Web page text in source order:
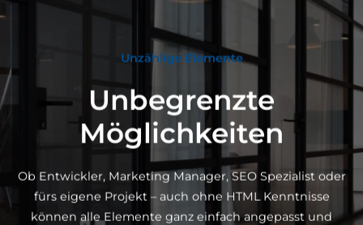
Unzählige Elemente
Unbegrenzte
Möglichkeiten
Ob Entwickler, Marketing Manager, SEO Spezialist oder
fürs eigene Projekt – auch ohne HTML Kenntnisse
können alle Elemente ganz einfach angepasst und